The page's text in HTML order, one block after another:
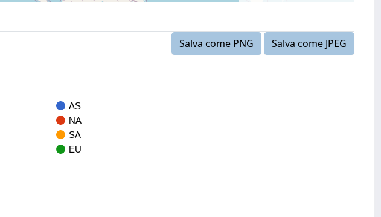
Salva come PNG
Salva come JPEG
AS
NA
SA
EU